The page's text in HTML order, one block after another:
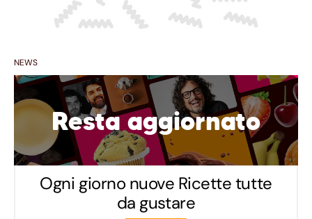
NEWS
Resta aggiornato
Ogni giorno nuove Ricette tutte
da gustare